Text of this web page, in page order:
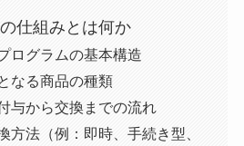
仕組みとは何か
ログラムの基本構造
なる商品の種類
与から交換までの流れ
方法（例：即時、手続き型、